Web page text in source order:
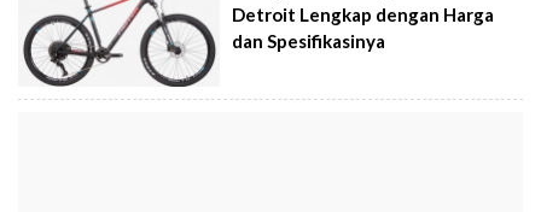
Detroit Lengkap dengan Harga
dan Spesifikasinya